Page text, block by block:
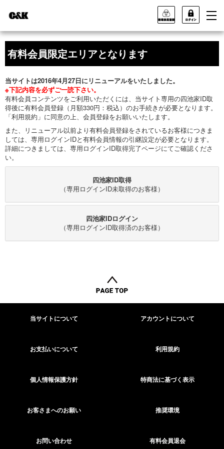
有料会員限定エリアとなります
当サイトは2016年4月27日にリニューアルをいたしました。
※下記内容を必ずご一読下さい。
有料会員コンテンツをご利用いただくには、当サイト専用の四池家ID取
得後に有料会員登録（月額330円：税込）のお手続きが必要となります。
「利用規約」に同意の上、会員登録をお願いいたします。
また、リニューアル以前より有料会員登録をされているお客様につきま
しては、専用ログインIDと有料会員情報の引継設定が必要となります。
詳細につきましては、専用ログインID取得完了ページにてご確認くださ
い。
四池家ID取得
（専用ログインID未取得のお客様）
四池家IDログイン
（専用ログインID取得済のお客様）
当サイトについて アカウントについて
お支払いについて 利用規約
個人情報保護方針 特商法に基づく表示
お客さまへのお願い 推奨環境
お問い合わせ 有料会員退会